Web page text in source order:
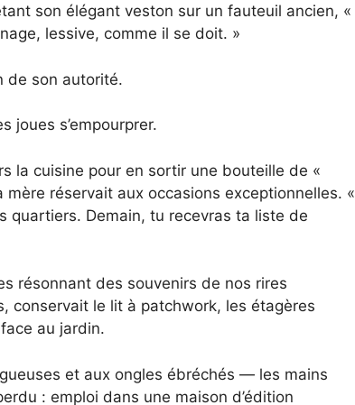
son élégant veston sur un fauteuil ancien, «
lessive, comme il se doit. »
de son autorité.
joues s’empourprer.
la cuisine pour en sortir une bouteille de «
réservait aux occasions exceptionnelles. «
quartiers. Demain, tu recevras ta liste de
résonnant des souvenirs de nos rires
conservait le lit à patchwork, les étagères
au jardin.
et aux ongles ébréchés — les mains
: emploi dans une maison d’édition